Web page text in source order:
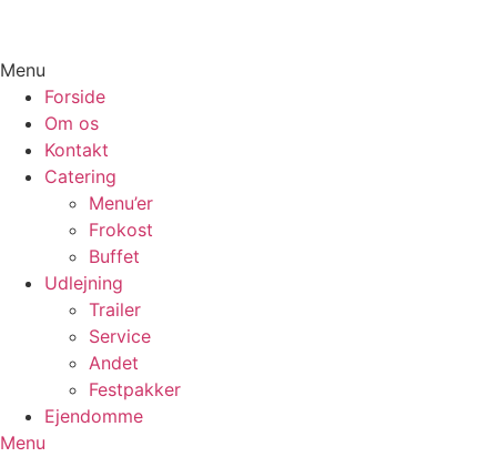
Menu
Forside
Om os
Kontakt
Catering
Menu’er
Frokost
Buffet
Udlejning
Trailer
Service
Andet
Festpakker
Ejendomme
Menu